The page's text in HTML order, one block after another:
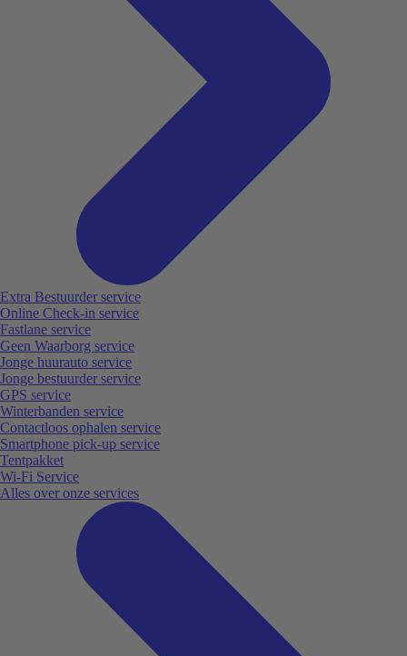
Extra Bestuurder service
Online Check-in service
Fastlane service
Geen Waarborg service
Jonge huurauto service
Jonge bestuurder service
GPS service
Winterbanden service
Contactloos ophalen service
Smartphone pick-up service
Tentpakket
Wi-Fi Service
Alles over onze services